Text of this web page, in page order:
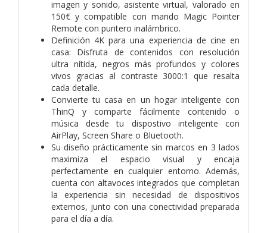
imagen y sonido, asistente virtual, valorado en
150€ y compatible con mando Magic Pointer
Remote con puntero inalámbrico.
Definición 4K para una experiencia de cine en
casa: Disfruta de contenidos con resolución
ultra nítida, negros más profundos y colores
vivos gracias al contraste 3000:1 que resalta
cada detalle.
Convierte tu casa en un hogar inteligente con
ThinQ y comparte fácilmente contenido o
música desde tu dispostivo inteligente con
AirPlay, Screen Share o Bluetooth.
Su diseño prácticamente sin marcos en 3 lados
maximiza el espacio visual y encaja
perfectamente en cualquier entorno. Además,
cuenta con altavoces integrados que completan
la experiencia sin necesidad de dispositivos
externos, junto con una conectividad preparada
para el día a día.